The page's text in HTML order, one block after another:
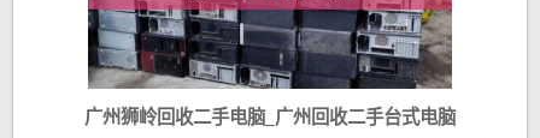
广州狮岭回收二手电脑_广州回收二手台式电脑